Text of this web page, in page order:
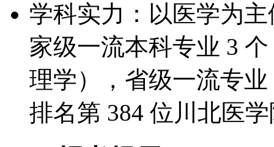
学科实力：以医学为
家级一流本科专业 3
理学），省级一流专
排名第 384 位川北医